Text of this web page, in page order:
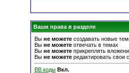
Ваши права в разделе
Вы не можете создавать новые
Вы не можете отвечать в темах
Вы не можете прикреплять
Вы не можете редактировать свои
BB коды Вкл.